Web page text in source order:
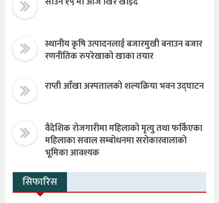
स्थानीय कृषि उत्पादनलाई बजारमुखी बनाउन बजार
रणनीतिक रुपरेखाको खाका तयार
राप्ती आँखा अस्पतालको शल्यक्रिया भवन उद्घाटन
वैदेशिक रोजगारीमा महिलाको मृत्यु तथा फर्किएका
महिलाका सवाल सम्बोधनमा सरोकारवालाको
भूमिका आवश्यक
सिफारिस